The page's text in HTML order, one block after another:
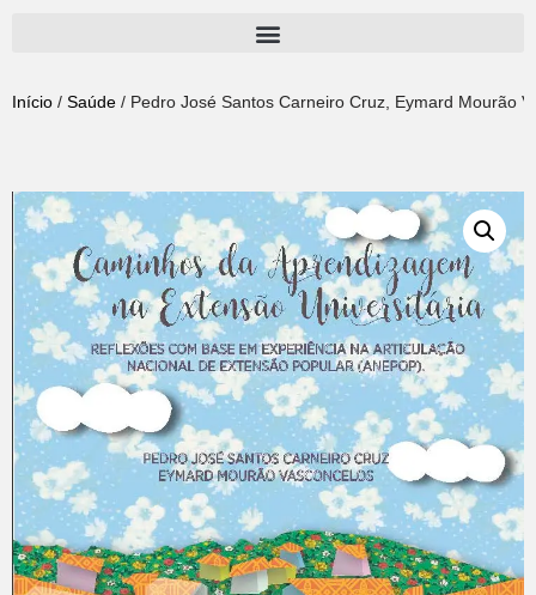
para
Início / Saúde / Pedro José Santos Carneiro Cruz, Eymard Mourão